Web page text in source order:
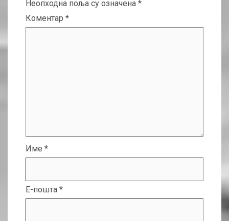
Неопходна поља су означена *
Коментар *
Име *
Е-пошта *